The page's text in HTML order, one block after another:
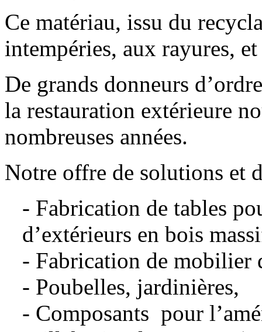
Ce matériau, issu du
intempéries, aux rayures,
De grands donneurs
la restauration extérieure
nombreuses années.
Notre offre de solutions et
- Fabrication de tables
d’extérieurs en bois
- Fabrication de mobilier
- Poubelles, jardinières,
- Composants pour